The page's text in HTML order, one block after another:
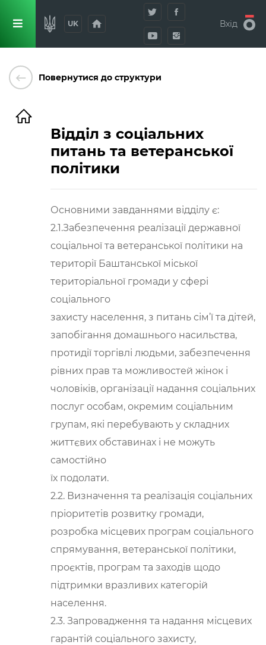
UK home Вхід
keyboard_backspace Повернутися до структури
Відділ з соціальних
питань та ветеранської
політики
Основними завданнями відділу є:
2.1.Забезпечення реалізації державної
соціальної та ветеранської політики на
території Баштанської міської
територіальної громади у сфері
соціального
захисту населення, з питань сім’ї та дітей,
запобігання домашнього насильства,
протидії торгівлі людьми, забезпечення
рівних прав та можливостей жінок і
чоловіків, організації надання соціальних
послуг особам, окремим соціальним
групам, які перебувають у складних
життєвих обставинах і не можуть
самостійно
їх подолати.
2.2. Визначення та реалізація соціальних
пріоритетів розвитку громади,
розробка місцевих програм соціального
спрямування, ветеранської політики,
проєктів, програм та заходів щодо
підтримки вразливих категорій
населення.
2.3. Запровадження та надання місцевих
гарантій соціального захисту,